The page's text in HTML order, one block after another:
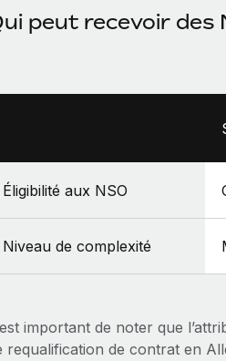
peut recevoir des
Éligibilité aux NSO
Niveau de complexité
important de noter que
requalification de contrat en